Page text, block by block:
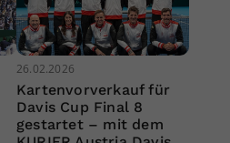
26.02.2026
Kartenvorverkauf für
Davis Cup Final 8
gestartet – mit dem